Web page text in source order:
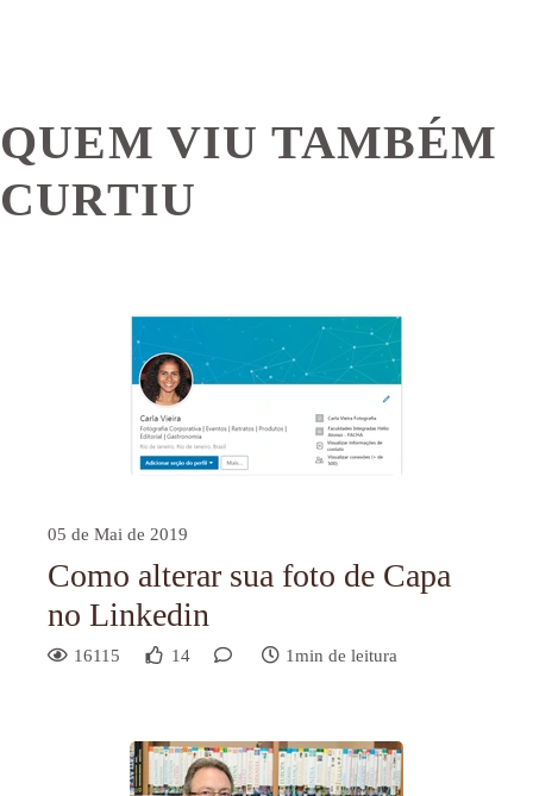
QUEM VIU TAMBÉM
CURTIU
05 de Mai de 2019
Como alterar sua foto de Capa
no Linkedin
16115 14 1min de leitura